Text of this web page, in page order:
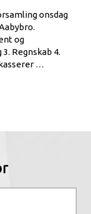
onsdag
og
Regnskab 4.
…